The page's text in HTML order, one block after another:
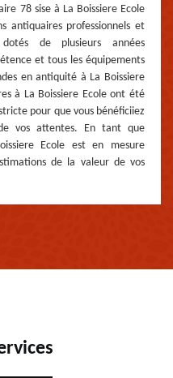
78 sise à La Boissiere Ecole
antiquaires professionnels et
de plusieurs années
et tous les équipements
en antiquité à La Boissiere
à La Boissiere Ecole ont été
pour que vous bénéficiiez
vos attentes. En tant que
Ecole est en mesure
de la valeur de vos